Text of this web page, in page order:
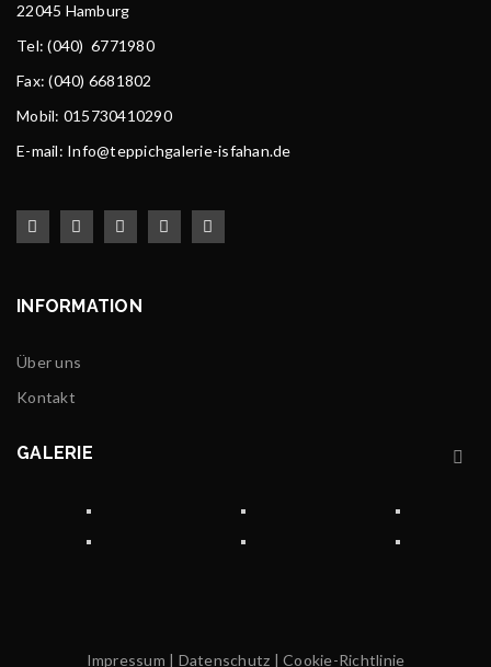
22045 Hamburg
Tel: (040) 6771980
Fax: (040) 6681802
Mobil: 015730410290
E-mail: Info@teppichgalerie-isfahan.de
INFORMATION
Über uns
Kontakt
GALERIE
Impressum | Datenschutz |Cookie-Richtlinie